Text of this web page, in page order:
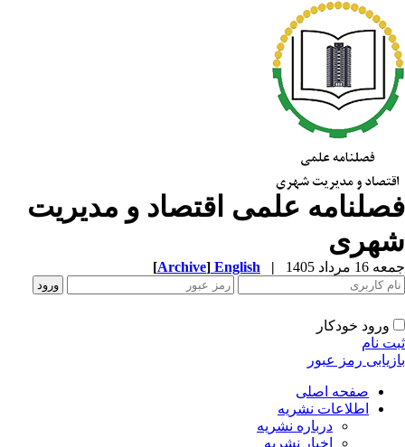
علمی اقتصاد و مدیریت
مرداد 1405 |
English
[Archive]
ورود خودکار
نام
رمز عبور
صفحه اصلی
اطلاعات نشریه
درباره نشریه
اخبار نشریه